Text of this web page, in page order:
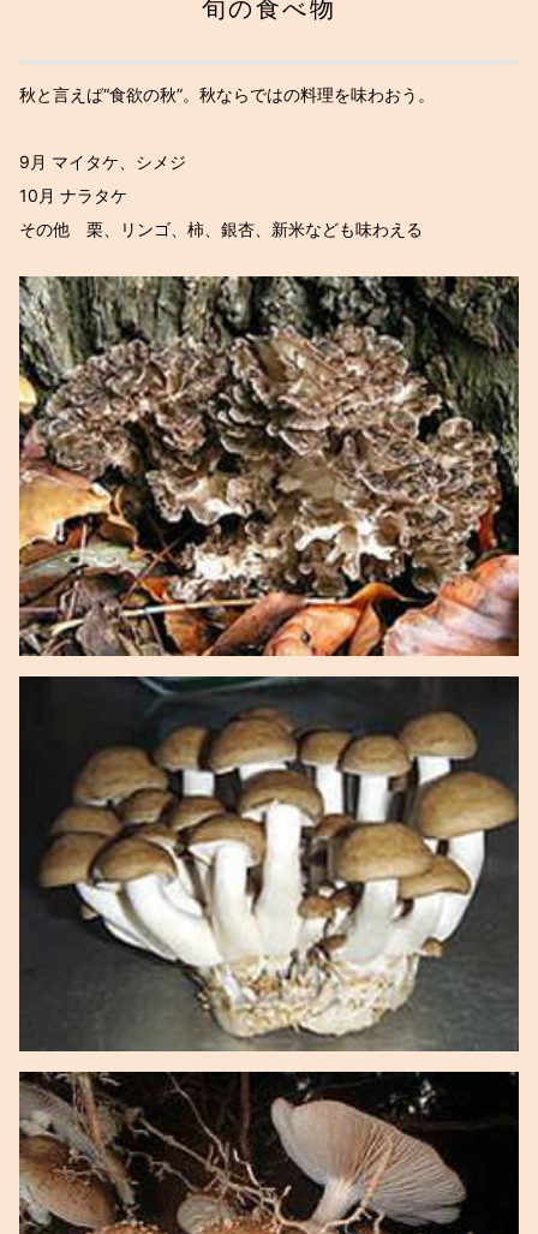
旬の食べ物
秋と言えば“食欲の秋”。秋ならではの料理を味わおう。
9月 マイタケ、シメジ
10月 ナラタケ
その他 栗、リンゴ、柿、銀杏、新米なども味わえる